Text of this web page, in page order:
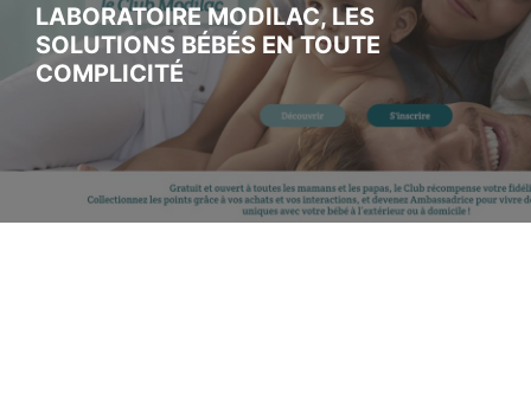
LABORATOIRE MODILAC, LES
SOLUTIONS BÉBÉS EN TOUTE
COMPLICITÉ